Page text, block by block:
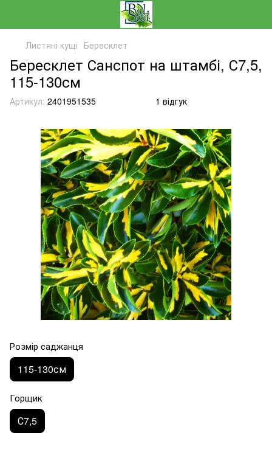
Листяні кущі Бересклет
Бересклет Санспот на штамбі, С7,5,
115-130см
Артикул: 2401951535 1 відгук
Розмір саджанця
115-130см
Горщик
С7,5